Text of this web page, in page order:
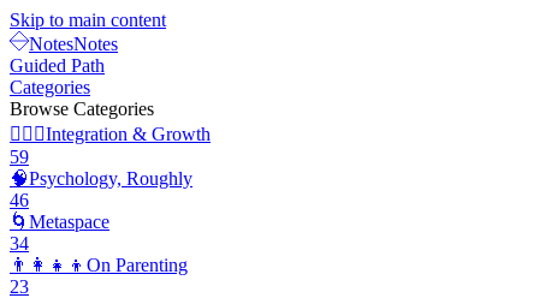
Skip to main content
NotesNotes
Guided Path
Categories
Browse Categories
🧘🏽‍♂️Integration & Growth
59
🧠Psychology, Roughly
46
🌀 Metaspace
34
👨‍👩‍👧‍👦 On Parenting
23